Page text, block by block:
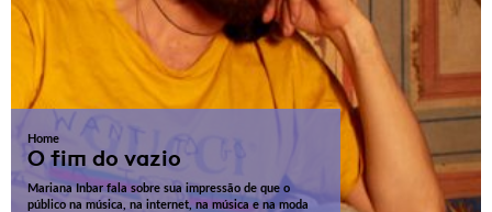
Home
O fim do vazio
Mariana Inbar fala sobre sua impressão de que o
público na música, na internet, na música e na moda